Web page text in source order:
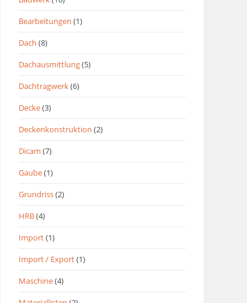
Bearbeitungen (1)
Dach (8)
Dachausmittlung(5)
Dachtragwerk(6)
Decke(3)
Deckenkonstruktion (2)
Dicam (7)
Gaube(1)
Grundriss(2)
HRB(4)
Import(1)
Import / Export(1)
Maschine(4)